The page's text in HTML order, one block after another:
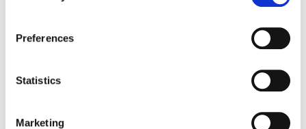
Preferences
Statistics
Marketing
Euroflex fallskyddsmatta
90 mm soft - för fallhöjd 3,0